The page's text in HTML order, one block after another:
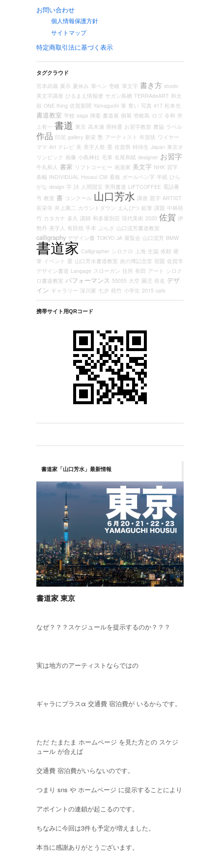
お問い合わせ
個人情報保護方針
サイトマップ
特定商取引法に基づく表示
タグクラウド
宮本武蔵 展示 夏休み 筆ペン 壱岐 筆文字 書き方 shodo
美文字講座 ひるまえ情報便 サガン鳥栖 TERRAdeART 和太
鼓 ONE thing 佐賀新聞 Yamaguchi 筆 青い 写真 417 松本光
書道教室 学校 saga 揮毫 書道展 個展 壱岐島 ロゴ 令和 井
上有一 書道 東京 高木瀬 県特選 お習字教室 農協 ラベル
作品 印泥 gallery 新栄 塾 アーティスト 年賀状 ワイヤー
ママ Art テレビ 美 美字人祭 墨 佐賀県 特待生 Japan 東京オ
リンピック 画像 小島神社 毛筆 名尾和紙 designer お習字
牛丸和人 書家 リフトコーヒー 画道家 美文字 NHK 習字
条幅 INDIVIDUAL Housui CM 看板 ボールペン字 半紙 ひら
がな design 字 詩 人間国宝 実用書道 LIFTCOFFEE 電話番
号 教室 書 コンクール 山口芳水 講座 題字 ARTIST
長栄寺 井上萬二 カウントダウン えんぴつ 鉛筆 課題 中林梧
竹 カタカナ 多久 講師 和多屋別荘 現代美術 2020 佐賀 伊
勢丹 美字人 有田焼 手本 ぷらざ 山口流芳書道教室
calligraphy デザイン書 TOKYO JA 展覧会 山口流芳 BMW
書道家 Calligrapher シロクロ 上海 生協 依頼 硬
筆 イベント 愛 山口芳水書道教室 炎の博記念堂 宿題 佐賀市
デザイン書道 Langage スローガン 住所 有田 アート シロク
ロ書道教室 パフォーマンス 55055 大空 園児 有名 デザ
イン ギャラリー 深川家 七夕 梧竹 小学生 2015 cafe
携帯サイト用QRコード
書道家「山口芳水」最新情報
書道家 東京
なぜ？？？スケジュールを提示するのか？？？
実は地方のアーティストならではの
ギャラにプラスα 交通費 宿泊費が いるからです。
ただ たまたま ホームページ を見た方との スケジ
ュール が合えば
交通費 宿泊費がいらないのです。
つまり sns や ホームページ に提示することにより
アポイントの連鎖が起こるのです。
ちなみに今回は3件も予定が増えました。
本当に感謝ありがとうございます。